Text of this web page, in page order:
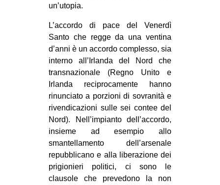
ms
SEARCH
un’utopia.
L’accordo di pace del Venerdì
Santo che regge da una ventina
d’anni è un accordo complesso, sia
interno all’Irlanda del Nord che
transnazionale (Regno Unito e
Irlanda reciprocamente hanno
rinunciato a porzioni di sovranità e
rivendicazioni sulle sei contee del
Nord). Nell’impianto dell’accordo,
insieme ad esempio allo
smantellamento dell’arsenale
repubblicano e alla liberazione dei
prigionieri politici, ci sono le
clausole che prevedono la non